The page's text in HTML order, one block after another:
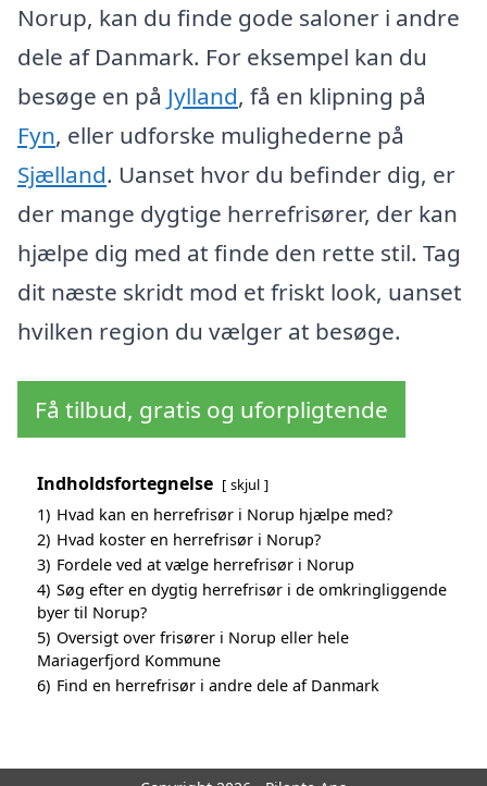
Norup, kan du finde gode saloner i andre
dele af Danmark. For eksempel kan du
besøge en på Jylland, få en klipning på
Fyn, eller udforske mulighederne på
Sjælland. Uanset hvor du befinder dig, er
der mange dygtige herrefrisører, der kan
hjælpe dig med at finde den rette stil. Tag
dit næste skridt mod et friskt look, uanset
hvilken region du vælger at besøge.
Få tilbud, gratis og uforpligtende
Indholdsfortegnelse skjul
1) Hvad kan en herrefrisør i Norup hjælpe med?
2) Hvad koster en herrefrisør i Norup?
3) Fordele ved at vælge herrefrisør i Norup
4) Søg efter en dygtig herrefrisør i de omkringliggende
byer til Norup?
5) Oversigt over frisører i Norup eller hele
Mariagerfjord Kommune
6) Find en herrefrisør i andre dele af Danmark